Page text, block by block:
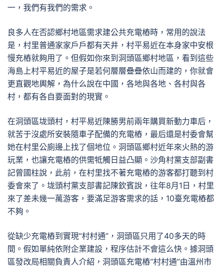
一，我們有我們的需求。
良多人在否認鄉村地區需求建公共充電樁時，常用的說法
是，村里普通家家戶戶都有天井，村平易近在本身家中安根
慢充樁就夠用了。但假如你來到洞頭區鄉村地區，看到這些
海島上村平易近的屋子是若何層層疊疊依山而建的，你就會
更直觀地輿解，為什么說在中國，各地與各地、各村與各
村，都有各自要面對的現實。
在洞頭區垅頭村，村平易近陳勝男前兩年購買新動力車后，
就苦于沒處所安裝隨車子配備的充電樁，最后還是村委會幫
她在村里公廁邊上找了個地位。洞頭區鄉村近年來火熱的游
玩業，也讓充電樁的供需牴觸日益凸顯。沙角村黨支部副書
記曾國柱說，此前，在村里找不著充電樁的游客都打聽到村
委會來了。垅頭村黨支部書記陳欽賓說，往年8月1日，村里
來了差未幾一萬游客，要滿足游客需求的話，10臺充電樁都
不夠。
從缺少充電樁到實現“村村通”，洞頭區只用了40多天的時
間。假如單純依附企業建設，程序估計不會這么快。據洞頭
區發改局相關負責人介紹，洞頭區充電樁“村村通”由溫州市